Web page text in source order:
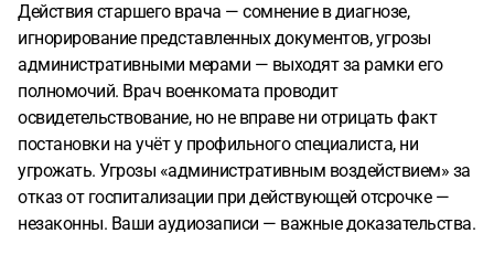
Действия старшего врача — сомнение в диагнозе,
игнорирование представленных документов, угрозы
административными мерами — выходят за рамки его
полномочий. Врач военкомата проводит
освидетельствование, но не вправе ни отрицать факт
постановки на учёт у профильного специалиста, ни
угрожать. Угрозы «административным воздействием» за
отказ от госпитализации при действующей отсрочке —
незаконны. Ваши аудиозаписи — важные доказательства.